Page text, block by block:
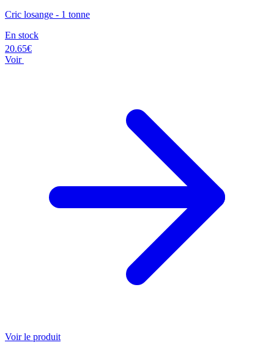
Cric losange - 1 tonne
En stock
20.65€
Voir
Voir le produit